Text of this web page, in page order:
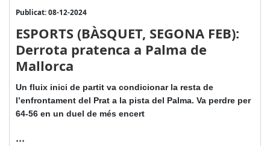
Publicat: 08-12-2024
ESPORTS (BÀSQUET, SEGONA FEB):
Derrota pratenca a Palma de
Mallorca
Un fluix inici de partit va condicionar la resta de
l’enfrontament del Prat a la pista del Palma. Va perdre per
64-56 en un duel de més encert
...